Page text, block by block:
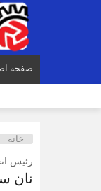
صفحه
خانه
رئیس
نان